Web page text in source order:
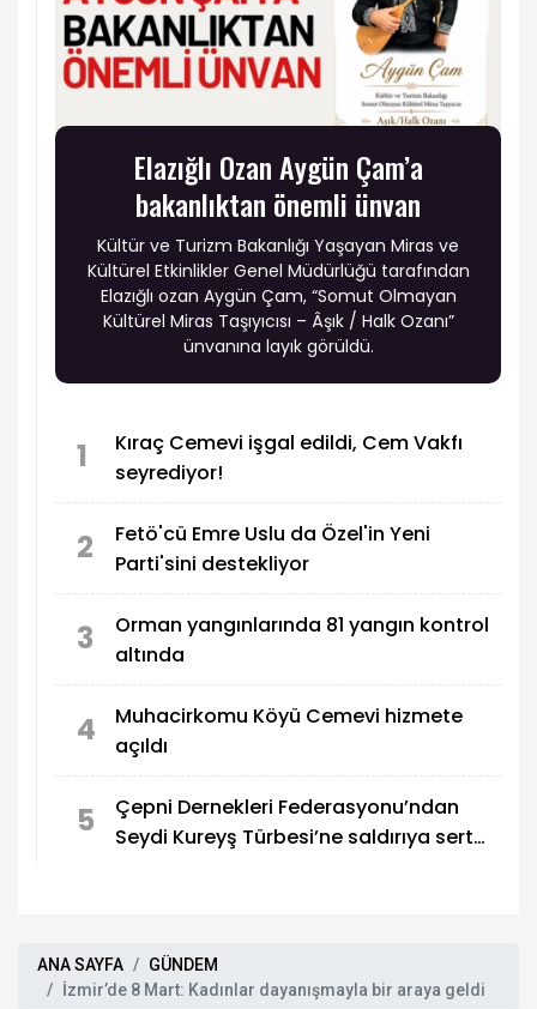
Elazığlı Ozan Aygün Çam’a
bakanlıktan önemli ünvan
Kültür ve Turizm Bakanlığı Yaşayan Miras ve
Kültürel Etkinlikler Genel Müdürlüğü tarafından
Elazığlı ozan Aygün Çam, “Somut Olmayan
Kültürel Miras Taşıyıcısı – Âşık / Halk Ozanı”
ünvanına layık görüldü.
1
Kıraç Cemevi işgal edildi, Cem Vakfı
seyrediyor!
2
Fetö'cü Emre Uslu da Özel'in Yeni
Parti'sini destekliyor
3
Orman yangınlarında 81 yangın kontrol
altında
4
Muhacirkomu Köyü Cemevi hizmete
açıldı
5
Çepni Dernekleri Federasyonu’ndan
Seydi Kureyş Türbesi’ne saldırıya sert
ANA SAYFA
GÜNDEM
İzmir’de 8 Mart: Kadınlar dayanışmayla bir araya geldi